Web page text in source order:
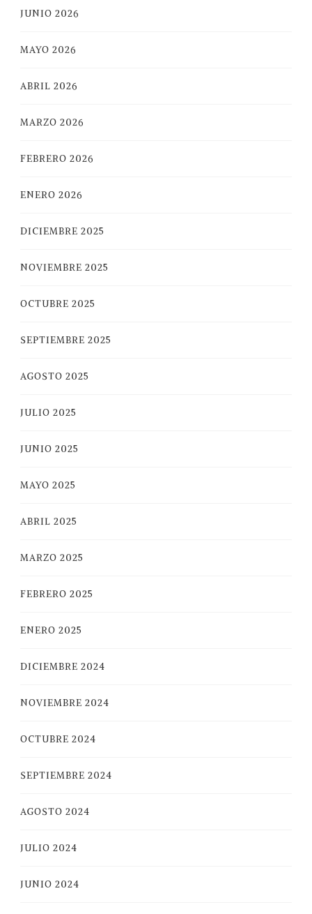
JUNIO 2026
MAYO 2026
ABRIL 2026
MARZO 2026
FEBRERO 2026
ENERO 2026
DICIEMBRE 2025
NOVIEMBRE 2025
OCTUBRE 2025
SEPTIEMBRE 2025
AGOSTO 2025
JULIO 2025
JUNIO 2025
MAYO 2025
ABRIL 2025
MARZO 2025
FEBRERO 2025
ENERO 2025
DICIEMBRE 2024
NOVIEMBRE 2024
OCTUBRE 2024
SEPTIEMBRE 2024
AGOSTO 2024
JULIO 2024
JUNIO 2024